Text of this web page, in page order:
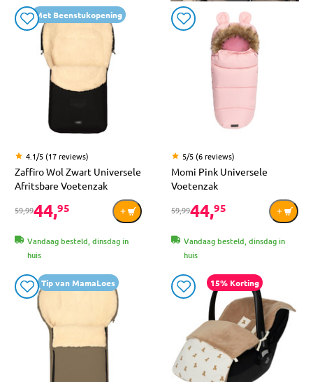
Met Beenstukopening
4.1/5 (17 reviews)
Zaffiro Wol Zwart Universele
Afritsbare Voetenzak
59,9944,95
Vandaag besteld, dinsdag in
huis
5/5 (6 reviews)
Momi Pink Universele
Voetenzak
59,9944,95
Vandaag besteld, dinsdag in
huis
Tip van MamaLoes 15% Korting